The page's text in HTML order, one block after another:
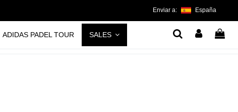
Enviar a: España
ADIDAS PADEL TOUR SALES